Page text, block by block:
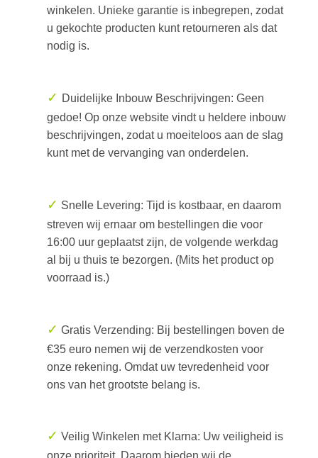
winkelen. Unieke garantie is inbegrepen, zodat
u gekochte producten kunt retourneren als dat
nodig is.
✓ Duidelijke Inbouw Beschrijvingen: Geen
gedoe! Op onze website vindt u heldere inbouw
beschrijvingen, zodat u moeiteloos aan de slag
kunt met de vervanging van onderdelen.
✓ Snelle Levering: Tijd is kostbaar, en daarom
streven wij ernaar om bestellingen die voor
16:00 uur geplaatst zijn, de volgende werkdag
al bij u thuis te bezorgen. (Mits het product op
voorraad is.)
✓ Gratis Verzending: Bij bestellingen boven de
€35 euro nemen wij de verzendkosten voor
onze rekening. Omdat uw tevredenheid voor
ons van het grootste belang is.
✓ Veilig Winkelen met Klarna: Uw veiligheid is